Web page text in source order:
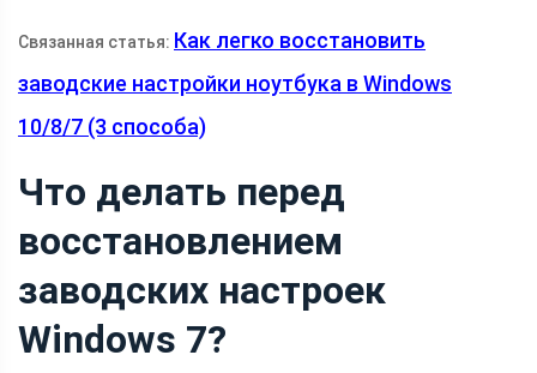
Связанная статья: Как легко восстановить
заводские настройки ноутбука в Windows
10/8/7 (3 способа)
Что делать перед
восстановлением
заводских настроек
Windows 7?